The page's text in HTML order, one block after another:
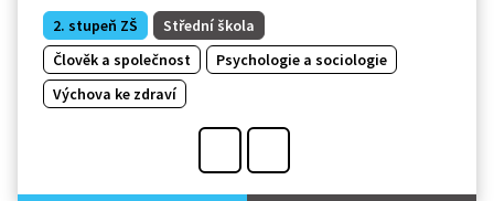
2. stupeň ZŠ
Střední škola
Člověk a společnost
Psychologie a sociologie
Výchova ke zdraví